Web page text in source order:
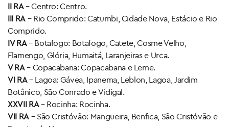
II RA– Centro: Centro.
III RA– Rio Comprido: Catumbi, Cidade Nova, Estácio e Rio
Comprido.
IV RA– Botafogo: Botafogo, Catete, Cosme Velho,
Flamengo, Glória, Humaitá, Laranjeiras e Urca.
V RA– Copacabana: Copacabana e Leme.
VI RA– Lagoa: Gávea, Ipanema, Leblon, Lagoa, Jardim
Botânico, São Conrado e Vidigal.
XXVII RA– Rocinha: Rocinha.
VII RA– São Cristóvão: Mangueira, Benfica, São Cristóvão e